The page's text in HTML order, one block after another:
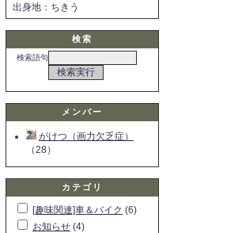
出身地 ： ちきう
検索
検索語句
メンバー
がけつ（画力欠乏症）
（28）
カテゴリ
[趣味関連]車＆バイク (6)
お知らせ (4)